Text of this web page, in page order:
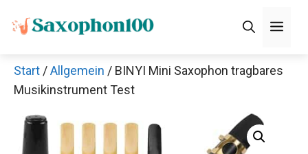
Inhalt
Start /Allgemein / BINYI Mini Saxophon tragbares
Musikinstrument TestThomann Sale